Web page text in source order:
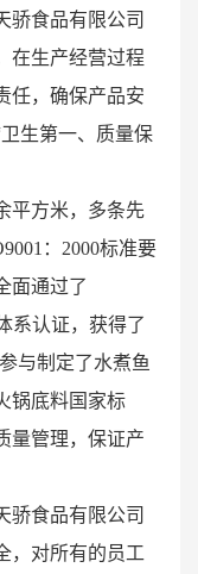
骄食品有限公司
在生产经营过程
任，确保产品安
生第一、质量保
平方米，多条先
：2000标准要
面通过了
系认证，获得了
与制定了水煮鱼
锅底料国家标
量管理，保证产
骄食品有限公司
，对所有的员工